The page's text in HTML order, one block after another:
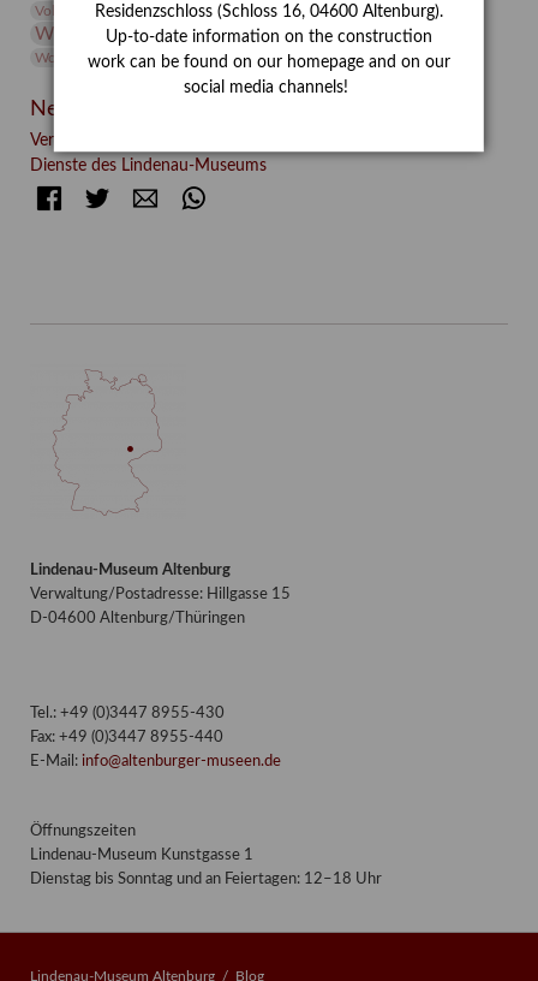
Volontariat
Walter Rheiner Weihnachten Werefkin
Werkbetrachtung Winter Wissenschaft
Wolf and Dog
Wolf und Hund
Zirkuswoche
Neueste Beiträge
Verschenkt, verkauft, vergessen? – Kunstdetektivinnen im
Dienste des Lindenau-Museums
FacebookTwitter E-mail
Lindenau-Museum Altenburg
Verwaltung/Postadresse: Hillgasse 15
D-04600 Altenburg/Thüringen
Tel.: +49 (0)3447 8955-430
Fax: +49 (0)3447 8955-440
E-Mail: info@altenburger-museen.de
Öffnungszeiten
Lindenau-Museum Kunstgasse 1
Dienstag bis Sonntag und an Feiertagen: 12–18 Uhr
Lindenau-Museum Altenburg Blog
Residenzschloss (Schloss 16, 04600 Altenburg).
Up-to-date information on the construction
work can be found on our homepage and on our
social media channels!